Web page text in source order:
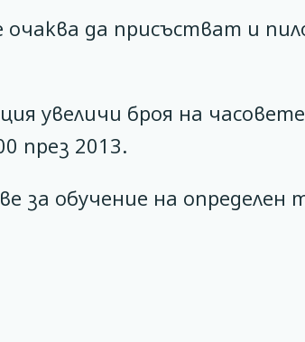
да присъстват и
увеличи броя на
през 2013.
за обучение на определен